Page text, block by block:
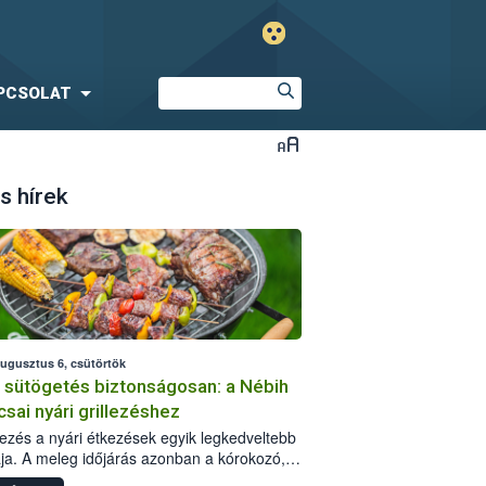
hírek
6, csütörtök
sütögetés biztonságosan: a Nébih
nyári grillezéshez
a nyári étkezések egyik legkedveltebb
A meleg időjárás azonban a kórokozó,
okozó baktériumok gyorsabb